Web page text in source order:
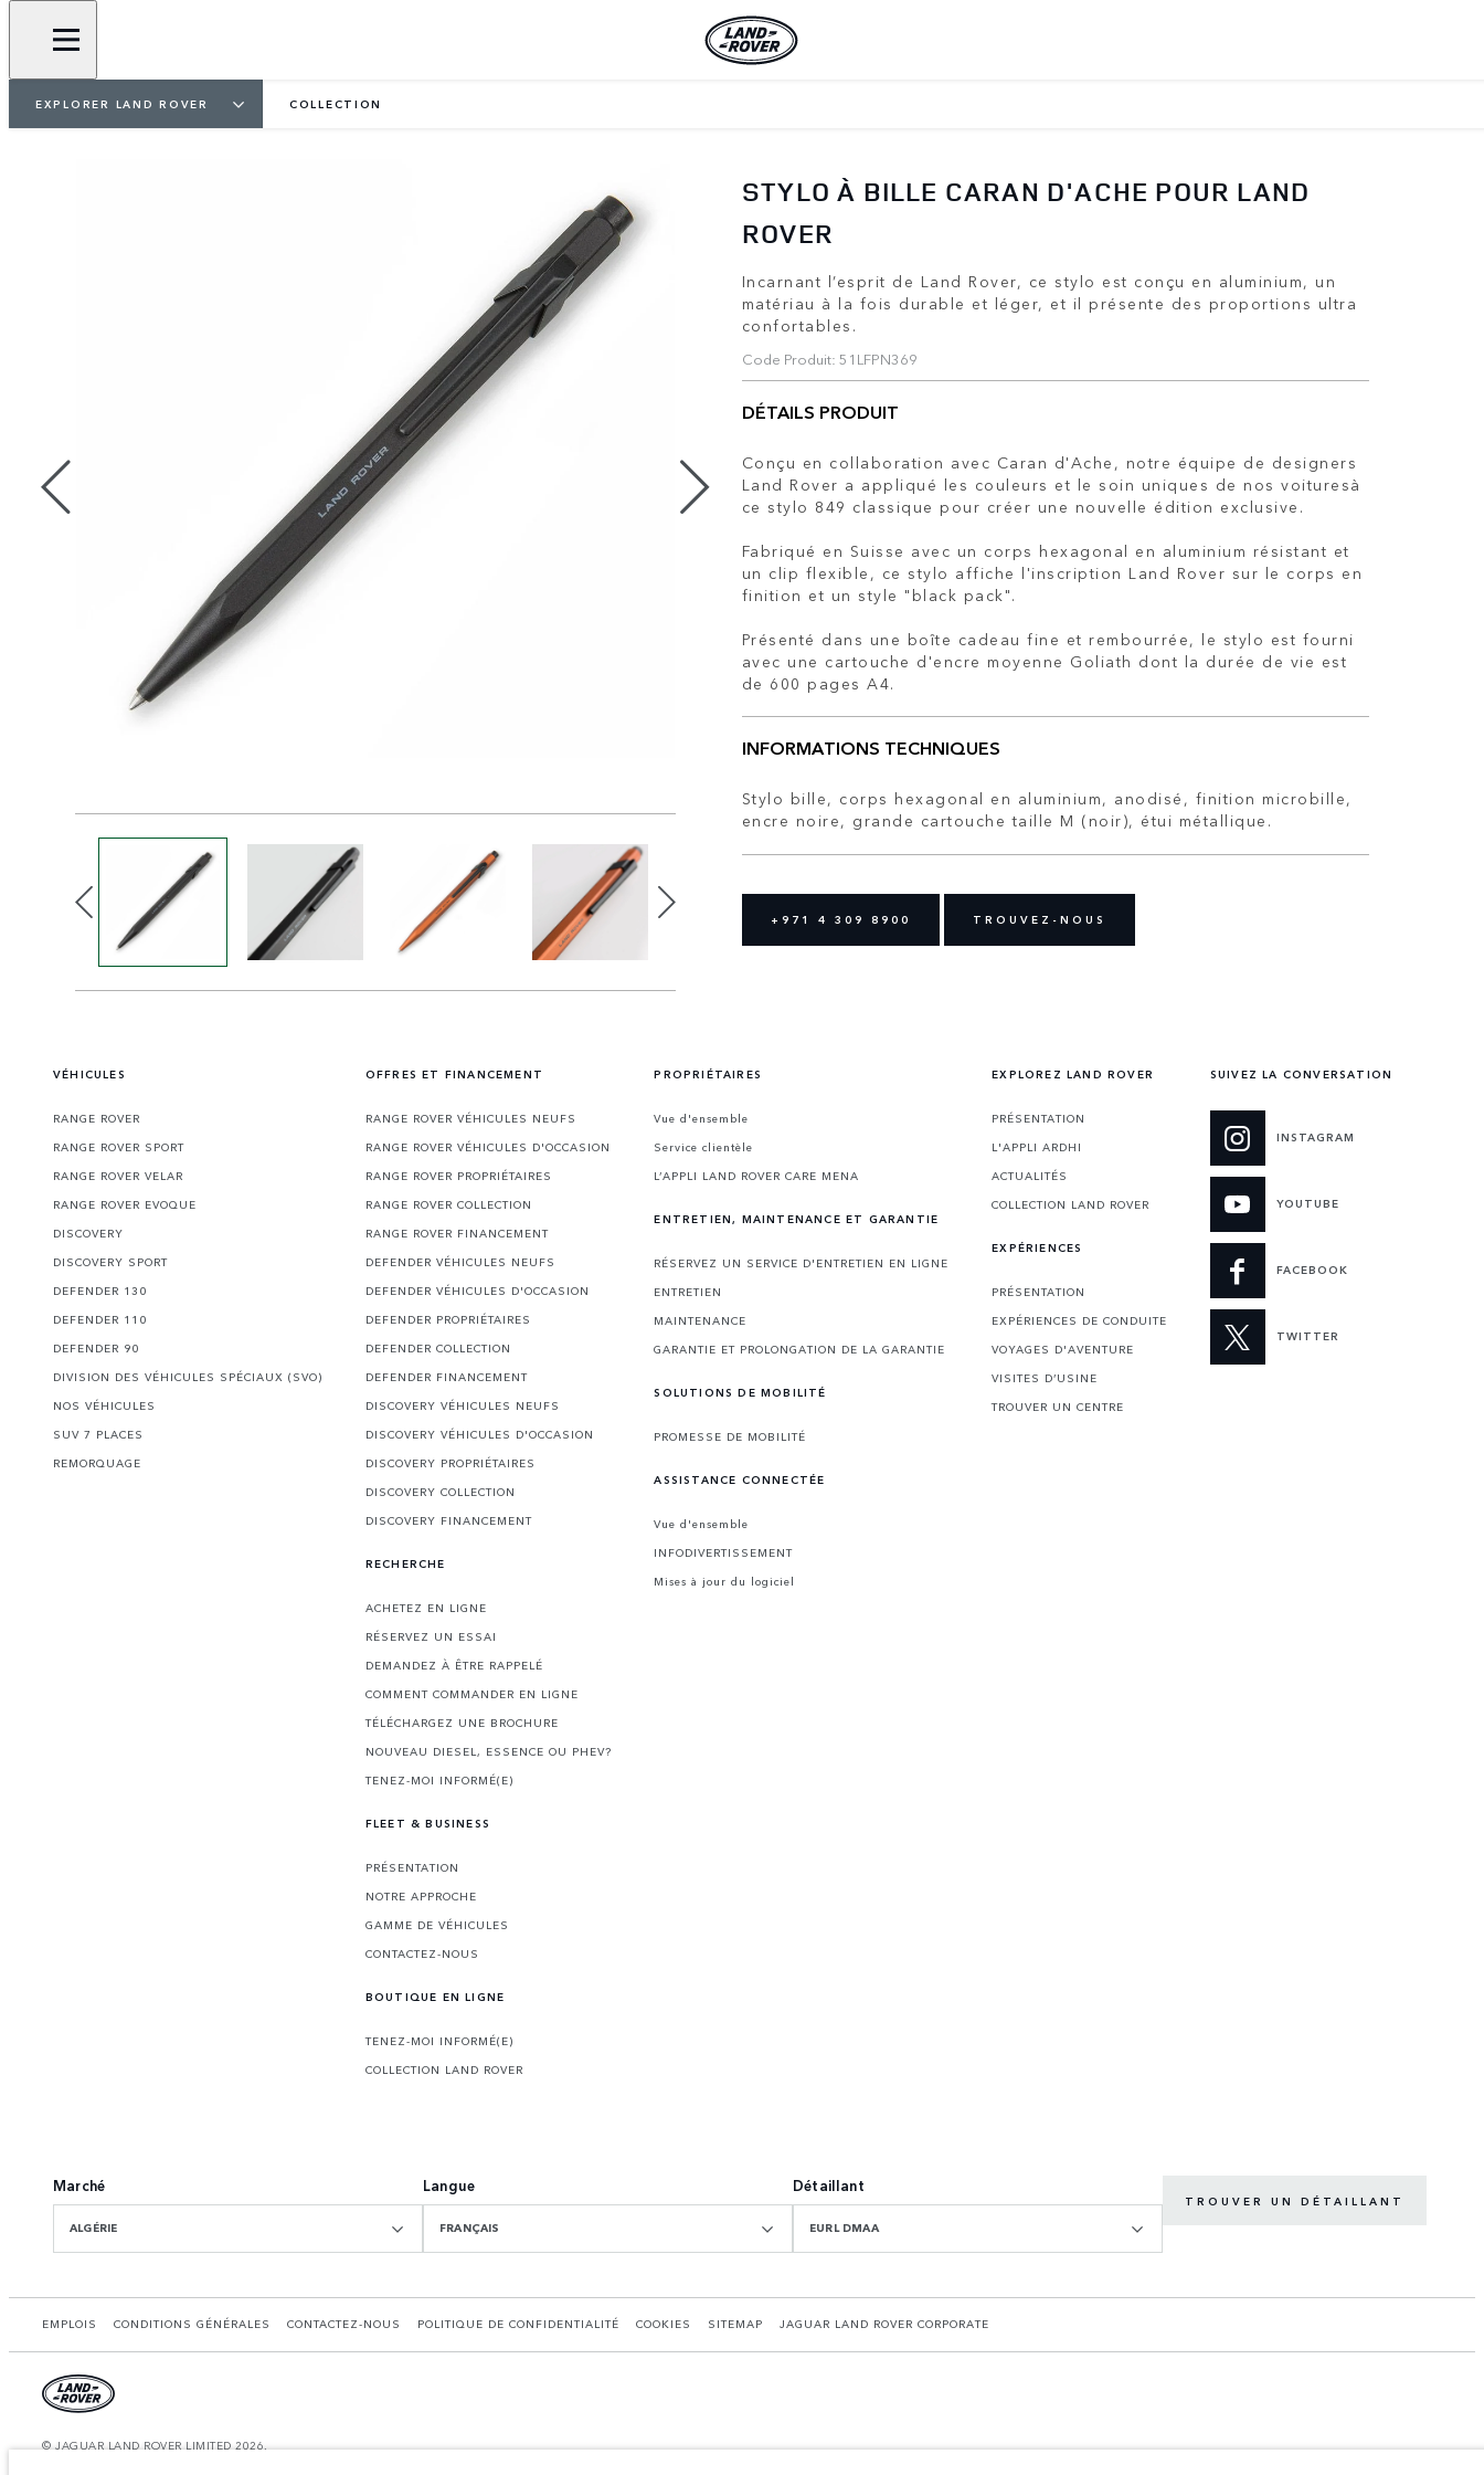
EXPLORER LAND ROVER COLLECTION
STYLO À BILLE CARAN D'ACHE POUR LAND
ROVER
Incarnant l’esprit de Land Rover, ce stylo est conçu en aluminium, un
matériau à la fois durable et léger, et il présente des proportions ultra
confortables.
Code Produit: 51LFPN369
DÉTAILS PRODUIT
Conçu en collaboration avec Caran d'Ache, notre équipe de designers
Land Rover a appliqué les couleurs et le soin uniques de nos voituresà
ce stylo 849 classique pour créer une nouvelle édition exclusive.
Fabriqué en Suisse avec un corps hexagonal en aluminium résistant et
un clip flexible, ce stylo affiche l'inscription Land Rover sur le corps en
finition et un style "black pack".
Présenté dans une boîte cadeau fine et rembourrée, le stylo est fourni
avec une cartouche d'encre moyenne Goliath dont la durée de vie est
de 600 pages A4.
INFORMATIONS TECHNIQUES
Stylo bille, corps hexagonal en aluminium, anodisé, finition microbille,
encre noire, grande cartouche taille M (noir), étui métallique.
+971 4 309 8900 TROUVEZ-NOUS
VÉHICULES
RANGE ROVER
RANGE ROVER SPORT
RANGE ROVER VELAR
RANGE ROVER EVOQUE
DISCOVERY
DISCOVERY SPORT
DEFENDER 130
DEFENDER 110
DEFENDER 90
DIVISION DES VÉHICULES SPÉCIAUX (SVO)
NOS VÉHICULES
SUV 7 PLACES
REMORQUAGE
OFFRES ET FINANCEMENT
RANGE ROVER VÉHICULES NEUFS
RANGE ROVER VÉHICULES D'OCCASION
RANGE ROVER PROPRIÉTAIRES
RANGE ROVER COLLECTION
RANGE ROVER FINANCEMENT
DEFENDER VÉHICULES NEUFS
DEFENDER VÉHICULES D'OCCASION
DEFENDER PROPRIÉTAIRES
DEFENDER COLLECTION
DEFENDER FINANCEMENT
DISCOVERY VÉHICULES NEUFS
DISCOVERY VÉHICULES D'OCCASION
DISCOVERY PROPRIÉTAIRES
DISCOVERY COLLECTION
DISCOVERY FINANCEMENT
RECHERCHE
ACHETEZ EN LIGNE
RÉSERVEZ UN ESSAI
DEMANDEZ À ÊTRE RAPPELÉ
COMMENT COMMANDER EN LIGNE
TÉLÉCHARGEZ UNE BROCHURE
NOUVEAU DIESEL, ESSENCE OU PHEV?
TENEZ-MOI INFORMÉ(E)
FLEET & BUSINESS
PRÉSENTATION
NOTRE APPROCHE
GAMME DE VÉHICULES
CONTACTEZ-NOUS
BOUTIQUE EN LIGNE
TENEZ-MOI INFORMÉ(E)
COLLECTION LAND ROVER
PROPRIÉTAIRES
Vue d'ensemble
Service clientèle
L’APPLI LAND ROVER CARE MENA
ENTRETIEN, MAINTENANCE ET GARANTIE
RÉSERVEZ UN SERVICE D'ENTRETIEN EN LIGNE
ENTRETIEN
MAINTENANCE
GARANTIE ET PROLONGATION DE LA GARANTIE
SOLUTIONS DE MOBILITÉ
PROMESSE DE MOBILITÉ
ASSISTANCE CONNECTÉE
Vue d'ensemble
INFODIVERTISSEMENT
Mises à jour du logiciel
EXPLOREZ LAND ROVER
PRÉSENTATION
L'APPLI ARDHI
ACTUALITÉS
COLLECTION LAND ROVER
EXPÉRIENCES
PRÉSENTATION
EXPÉRIENCES DE CONDUITE
VOYAGES D'AVENTURE
VISITES D’USINE
TROUVER UN CENTRE
SUIVEZ LA CONVERSATION
INSTAGRAM
YOUTUBE
FACEBOOK
TWITTER
Marché
ALGÉRIE
Langue
FRANÇAIS
Détaillant
EURL DMAA
TROUVER UN DÉTAILLANT
EMPLOIS CONDITIONS GÉNÉRALES CONTACTEZ-NOUS POLITIQUE DE CONFIDENTIALITÉ COOKIES SITEMAP JAGUAR LAND ROVER CORPORATE
© JAGUAR LAND ROVER LIMITED 2026.